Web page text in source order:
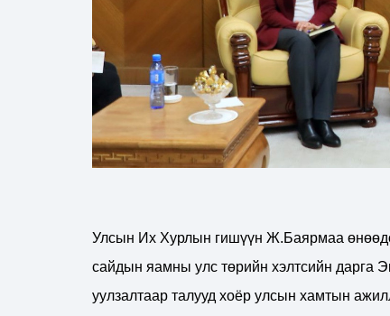
Улсын Их Хурлын гишүүн Ж.Баярмаа
сайдын яамны улс төрийн хэлтсийн дарга
уулзалтаар талууд хоёр улсын хамтын